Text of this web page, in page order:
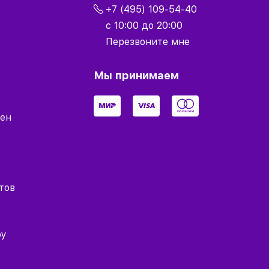
+7 (495) 109-54-40
с 10:00 до 20:00
Перезвоните мне
Мы принимаем